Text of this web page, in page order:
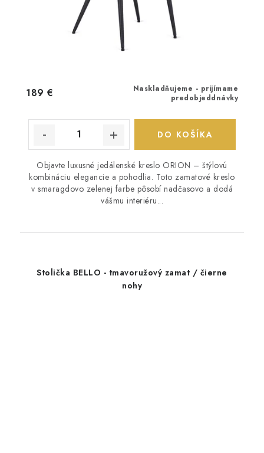
Naskladňujeme - prijímame
predobjeddnávky
189 €
DO KOŠÍKA
Objavte luxusné jedálenské kreslo ORION – štýlovú
kombináciu elegancie a pohodlia. Toto zamatové kreslo
v smaragdovo zelenej farbe pôsobí nadčasovo a dodá
vášmu interiéru...
Stolička BELLO - tmavoružový zamat / čierne
nohy